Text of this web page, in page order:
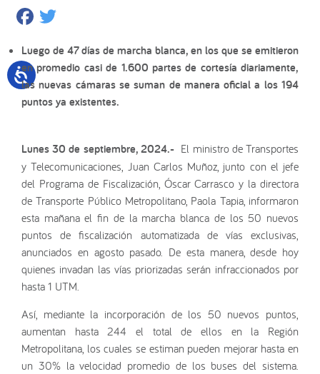
Facebook
Luego de 47 días de marcha blanca, en los que se emitieron
en promedio casi de 1.600 partes de cortesía diariamente,
las nuevas cámaras se suman de manera oficial a los 194
puntos ya existentes.
Lunes 30 de septiembre, 2024.- El ministro de Transportes
y Telecomunicaciones, Juan Carlos Muñoz, junto con el jefe
del Programa de Fiscalización, Óscar Carrasco y la directora
de Transporte Público Metropolitano, Paola Tapia, informaron
esta mañana el fin de la marcha blanca de los 50 nuevos
puntos de fiscalización automatizada de vías exclusivas,
anunciados en agosto pasado. De esta manera, desde hoy
quienes invadan las vías priorizadas serán infraccionados por
hasta 1 UTM.
Así, mediante la incorporación de los 50 nuevos puntos,
aumentan hasta 244 el total de ellos en la Región
Metropolitana, los cuales se estiman pueden mejorar hasta en
un 30% la velocidad promedio de los buses del sistema.